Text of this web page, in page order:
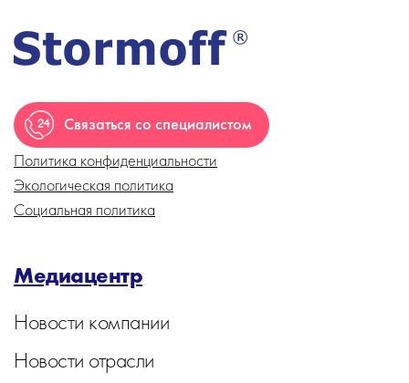
Связаться со специалистом
Политика конфиденциальности
Экологическая политика
Социальная политика
Медиацентр
Новости компании
Новости отрасли